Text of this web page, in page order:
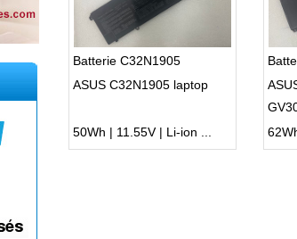
Batterie C32N1905
ASUS C32N1905 laptop
50Wh | 11.55V | Li-ion ...